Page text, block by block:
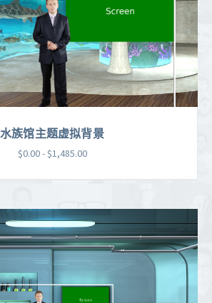
水族馆主题虚拟背景
$0.00 - $1,485.00